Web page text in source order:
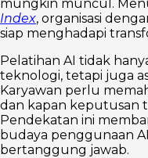
mungkin muncul.
Index, organisasi
siap menghadapi
Pelatihan AI tidak
teknologi, tetapi juga
Karyawan perlu
dan kapan keputusan
Pendekatan ini
budaya penggunaan
bertanggung jawab.